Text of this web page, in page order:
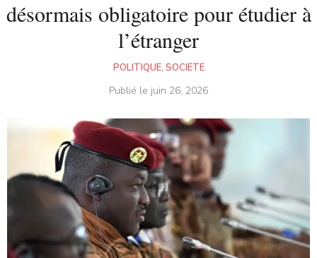
désormais obligatoire pour étudier à
l’étranger
POLITIQUE, SOCIETE
Publié le juin 26, 2026